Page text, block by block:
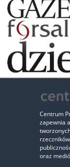
Zaufali nam:
Centrum
zapewnia
oraz